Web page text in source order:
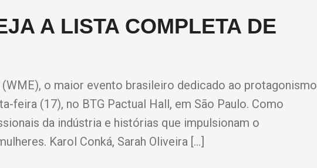
A LISTA COMPLETA DE
o maior evento brasileiro dedicado ao protagonismo
feira (17), no BTG Pactual Hall, em São Paulo. Como
da indústria e histórias que impulsionam o
Karol Conká, Sarah Oliveira […]